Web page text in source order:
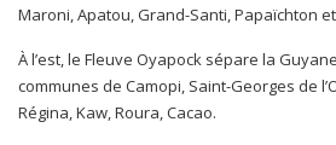
Maroni, Apatou, Grand-Santi, Papaïchton
À l’est, le Fleuve Oyapock sépare la
communes de Camopi, Saint-Georges de
Régina, Kaw, Roura, Cacao.